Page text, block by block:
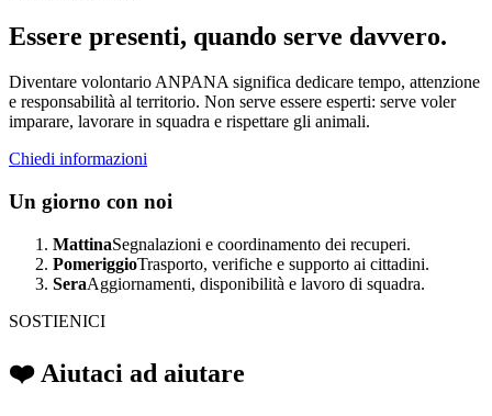
Essere presenti, quando serve davvero.
Diventare volontario ANPANA significa dedicare tempo, attenzione
e responsabilità al territorio. Non serve essere esperti: serve voler
imparare, lavorare in squadra e rispettare gli animali.
Chiedi informazioni
Un giorno con noi
MattinaSegnalazioni e coordinamento dei recuperi.
PomeriggioTrasporto, verifiche e supporto ai cittadini.
SeraAggiornamenti, disponibilità e lavoro di squadra.
SOSTIENICI
❤️ Aiutaci ad aiutare